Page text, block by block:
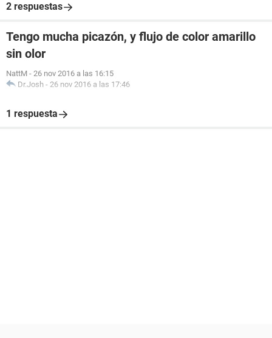
2 respuestas
Tengo mucha picazón, y flujo de color amarillo
sin olor
NattM - 26 nov 2016 a las 16:15
Dr.Josh - 26 nov 2016 a las 17:46
1 respuesta